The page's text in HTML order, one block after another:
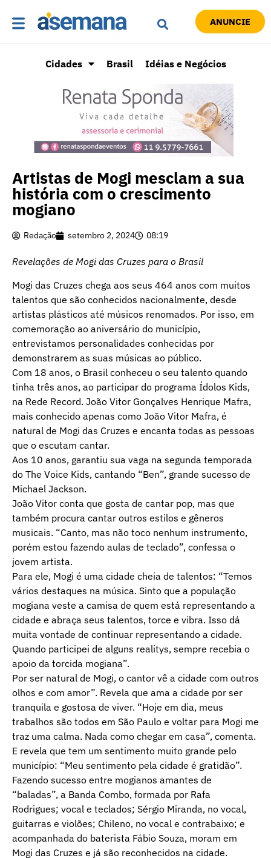
ANUNCIE
Cidades Brasil Idéias e Negócios
Artistas de Mogi mesclam a sua
história com o crescimento
mogiano
Redação setembro 2, 2024 08:19
Revelações de Mogi das Cruzes para o Brasil
Mogi das Cruzes chega aos seus 464 anos com muitos
talentos que são conhecidos nacionalmente, desde
artistas plásticos até músicos renomados. Por isso, em
comemoração ao aniversário do município,
entrevistamos personalidades conhecidas por
demonstrarem as suas músicas ao público.
Com 18 anos, o Brasil conheceu o seu talento quando
tinha três anos, ao participar do programa Ídolos Kids,
na Rede Record. João Vitor Gonçalves Henrique Mafra,
mais conhecido apenas como João Vitor Mafra, é
natural de Mogi das Cruzes e encanta todas as pessoas
que o escutam cantar.
Aos 10 anos, garantiu sua vaga na segunda temporada
do The Voice Kids, cantando “Ben”, grande sucesso de
Michael Jackson.
João Vitor conta que gosta de cantar pop, mas que
também procura cantar outros estilos e gêneros
musicais. “Canto, mas não toco nenhum instrumento,
porém estou fazendo aulas de teclado”, confessa o
jovem artista.
Para ele, Mogi é uma cidade cheia de talentos: “Temos
vários destaques na música. Sinto que a população
mogiana veste a camisa de quem está representando a
cidade e abraça seus talentos, torce e vibra. Isso dá
muita vontade de continuar representando a cidade.
Quando participei de alguns realitys, sempre recebia o
apoio da torcida mogiana”.
Por ser natural de Mogi, o cantor vê a cidade com outros
olhos e com amor”. Revela que ama a cidade por ser
tranquila e gostosa de viver. “Hoje em dia, meus
trabalhos são todos em São Paulo e voltar para Mogi me
traz uma calma. Nada como chegar em casa”, comenta.
E revela que tem um sentimento muito grande pelo
município: “Meu sentimento pela cidade é gratidão”.
Fazendo sucesso entre mogianos amantes de
“baladas”, a Banda Combo, formada por Rafa
Rodrigues; vocal e teclados; Sérgio Miranda, no vocal,
guitarras e violões; Chileno, no vocal e contrabaixo; e
acompanhada do baterista Fábio Souza, moram em
Mogi das Cruzes e já são reconhecidos na cidade.